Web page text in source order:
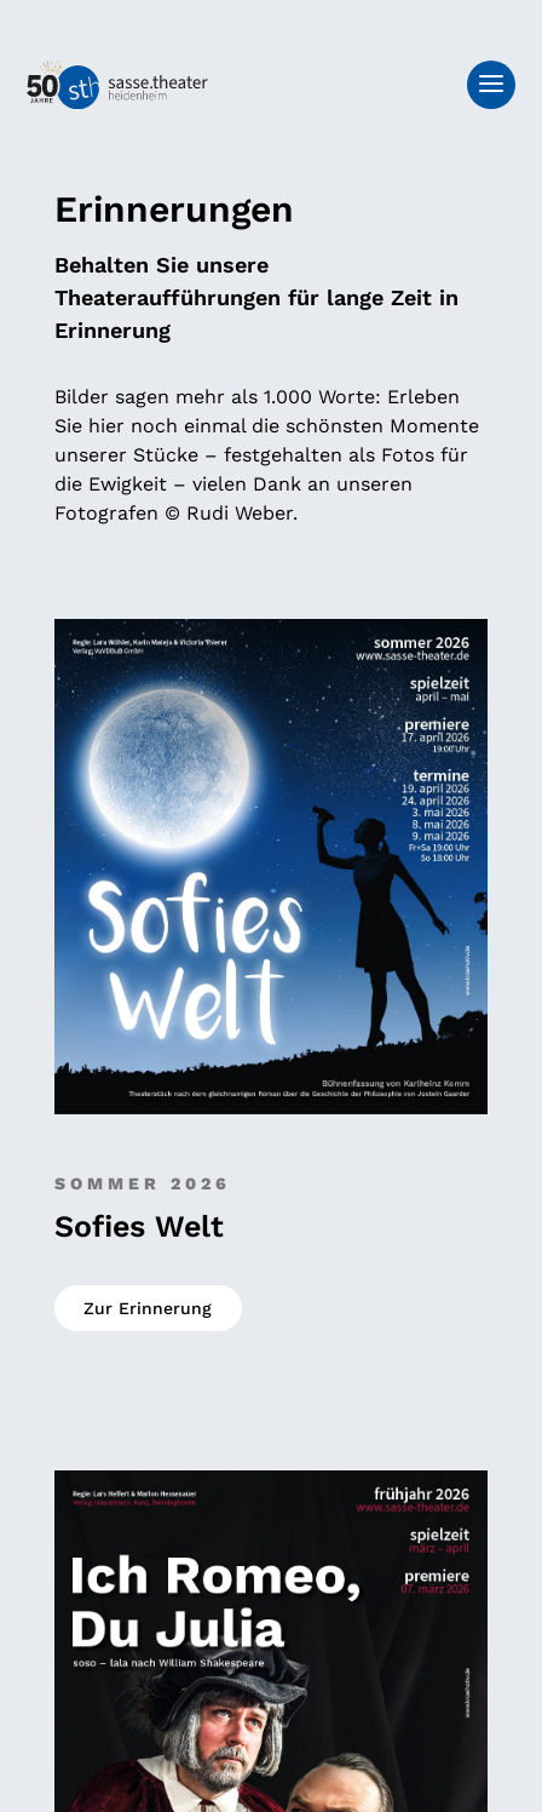
Erinnerungen
Behalten Sie unsere
Theateraufführungen für lange Zeit in
Erinnerung
Bilder sagen mehr als 1.000 Worte: Erleben
Sie hier noch einmal die schönsten Momente
unserer Stücke – festgehalten als Fotos für
die Ewigkeit – vielen Dank an unseren
Fotografen © Rudi Weber.
SOMMER 2026
Sofies Welt
Zur Erinnerung